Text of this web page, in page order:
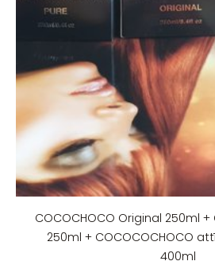
COCOCHOCO Original 250ml +
250ml + COCOCOCHOCO
400ml